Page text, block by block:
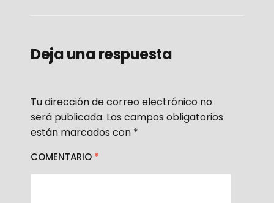
Deja una respuesta
Tu dirección de correo electrónico no
será publicada. Los campos obligatorios
están marcados con *
COMENTARIO *